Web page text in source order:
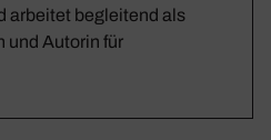
arbeitet begleitend als
und Autorin für